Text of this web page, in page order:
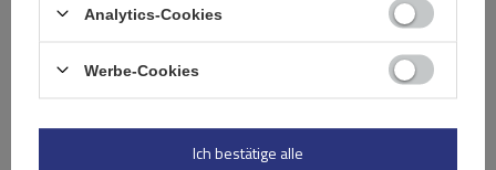
Analytics-Cookies
Werbe-Cookies
Ich bestätige alle